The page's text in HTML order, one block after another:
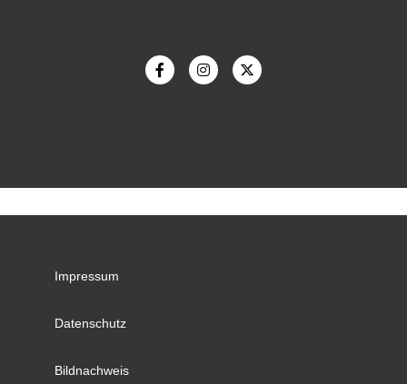
Impressum
Datenschutz
Bildnachweis